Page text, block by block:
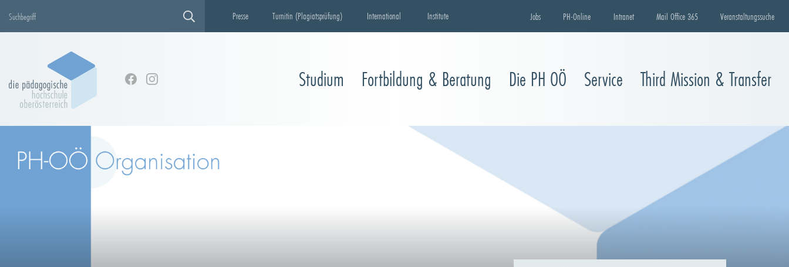
Presse Turnitin (Plagiatsprüfung) International Institute Jobs PH-Online Intranet Mail Office 365 Veranstaltungssuche
Studium Fortbildung & Beratung Die PH OÖ Service Third Mission & Transfer